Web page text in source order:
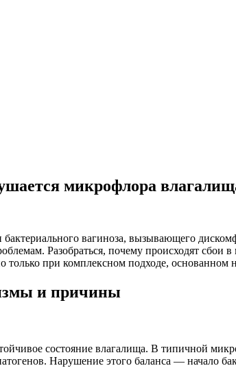
микрофлора
вагиноза, вызывающего
Разобраться, почему происходят сбои
при комплексном подходе, основанном
и причины
состояние влагалища. В типичной
Нарушение этого баланса — начало